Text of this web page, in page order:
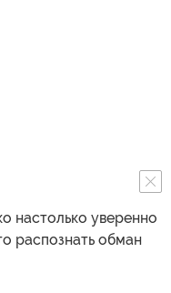
настолько уверенно
распознать обман